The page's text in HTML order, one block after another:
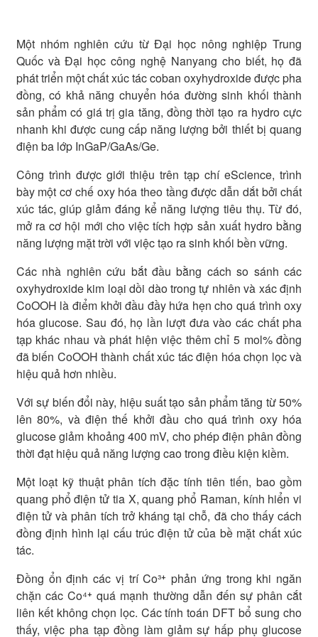
Một nhóm nghiên cứu từ Đại học nông nghiệp Trung
Quốc và Đại học công nghệ Nanyang cho biết, họ đã
phát triển một chất xúc tác coban oxyhydroxide được pha
đồng, có khả năng chuyển hóa đường sinh khối thành
sản phẩm có giá trị gia tăng, đồng thời tạo ra hydro cực
nhanh khi được cung cấp năng lượng bởi thiết bị quang
điện ba lớp InGaP/GaAs/Ge.
Công trình được giới thiệu trên tạp chí eScience, trình
bày một cơ chế oxy hóa theo tầng được dẫn dắt bởi chất
xúc tác, giúp giảm đáng kể năng lượng tiêu thụ. Từ đó,
mở ra cơ hội mới cho việc tích hợp sản xuất hydro bằng
năng lượng mặt trời với việc tạo ra sinh khối bền vững.
Các nhà nghiên cứu bắt đầu bằng cách so sánh các
oxyhydroxide kim loại dồi dào trong tự nhiên và xác định
CoOOH là điểm khởi đầu đầy hứa hẹn cho quá trình oxy
hóa glucose. Sau đó, họ lần lượt đưa vào các chất pha
tạp khác nhau và phát hiện việc thêm chỉ 5 mol% đồng
đã biến CoOOH thành chất xúc tác điện hóa chọn lọc và
hiệu quả hơn nhiều.
Với sự biến đổi này, hiệu suất tạo sản phẩm tăng từ 50%
lên 80%, và điện thế khởi đầu cho quá trình oxy hóa
glucose giảm khoảng 400 mV, cho phép điện phân đồng
thời đạt hiệu quả năng lượng cao trong điều kiện kiềm.
Một loạt kỹ thuật phân tích đặc tính tiên tiến, bao gồm
quang phổ điện tử tia X, quang phổ Raman, kính hiển vi
điện tử và phân tích trở kháng tại chỗ, đã cho thấy cách
đồng định hình lại cấu trúc điện tử của bề mặt chất xúc
tác.
Đồng ổn định các vị trí Co³⁺ phản ứng trong khi ngăn
chặn các Co⁴⁺ quá mạnh thường dẫn đến sự phân cắt
liên kết không chọn lọc. Các tính toán DFT bổ sung cho
thấy, việc pha tạp đồng làm giảm sự hấp phụ glucose